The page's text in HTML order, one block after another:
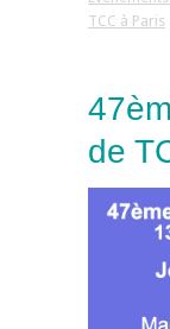
TCC à Paris
de